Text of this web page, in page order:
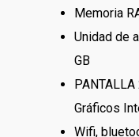
Memoria
Unidad de
GB
Gráficos
Wifi,